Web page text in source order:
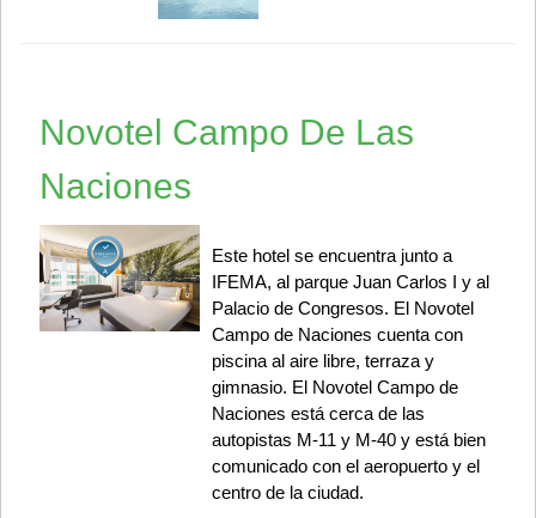
Novotel Campo De Las
Naciones
Este hotel se encuentra junto a
IFEMA, al parque Juan Carlos I y al
Palacio de Congresos. El Novotel
Campo de Naciones cuenta con
piscina al aire libre, terraza y
gimnasio. El Novotel Campo de
Naciones está cerca de las
autopistas M-11 y M-40 y está bien
comunicado con el aeropuerto y el
centro de la ciudad.